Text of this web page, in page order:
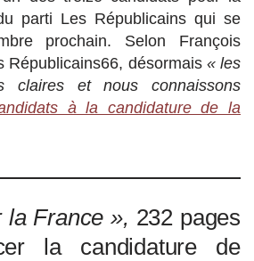
parti Les Républicains qui se
prochain. Selon François
Républicains66, désormais « les
claires et nous connaissons
à la candidature de la
la France », 232 pages
la candidature de